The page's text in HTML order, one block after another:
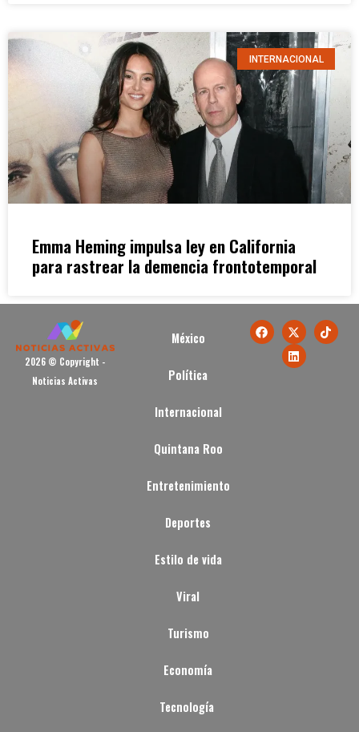
INTERNACIONAL
Emma Heming impulsa ley en California
para rastrear la demencia frontotemporal
2026 © Copyright -
Noticias Activas
México
Política
Internacional
Quintana Roo
Entretenimiento
Deportes
Estilo de vida
Viral
Turismo
Economía
Tecnología